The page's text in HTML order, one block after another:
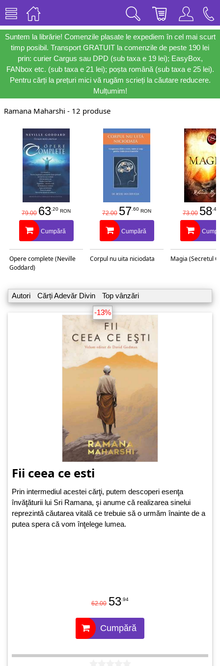
Suntem la librărie! Comenzile plasate le expediem în cel mai scurt
timp posibil. Transport GRATUIT la comenzile de peste 190 lei
prin: curier Cargus sau DPD (sub taxa e 19 lei); EasyBox,
FANbox etc. (sub taxa e 21 lei); poșta română (sub taxa e 25 lei).
Pentru cărți la prețuri mici vă rugăm scrieți la căutare reducere.
Mulțumim!
Ramana Maharshi - 12 produse
79.00 63 .20 RON
Cumpără
Opere complete (Neville
Goddard)
72.00 57 .60 RON
Cumpără
Corpul nu uita niciodata
73.00 58 .40
Magia (Secretul
Autori Cărți Adevăr Divin
Top vânzări
-13%
Fii ceea ce esti
Prin intermediul acestei cărţi, putem descoperi esenţa
învăţăturii lui Sri Ramana, şi anume că realizarea sinelui
reprezintă căutarea vitală ce trebuie să o urmăm înainte de a
putea spera că vom înţelege lumea.
62.00 53 .94
Cumpără